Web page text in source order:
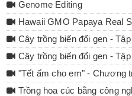
Genome Editing
Hawaii GMO Papaya Real
Cây trồng biến đổi gen -
Cây trồng biến đổi gen - Tập
"Tết ấm cho em" - Chương
Trồng hoa cúc bằng công